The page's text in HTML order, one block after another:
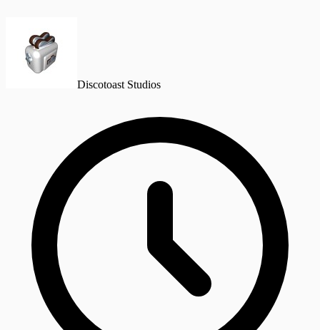
Discotoast Studios